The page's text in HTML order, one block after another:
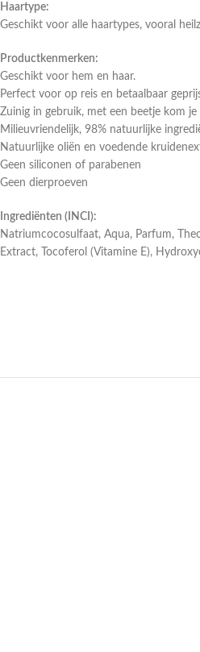
Haartype:
Geschikt voor alle haartypes, vooral
Productkenmerken:
Geschikt voor hem en haar.
Perfect voor op reis en betaalbaar
Zuinig in gebruik, met een beetje kom je
Milieuvriendelijk, 98% natuurlijke
Natuurlijke oliën en voedende
Geen siliconen of parabenen
Geen dierproeven
Ingrediënten (INCI):
Natriumcocosulfaat, Aqua, Parfum,
Extract, Tocoferol (Vitamine E),